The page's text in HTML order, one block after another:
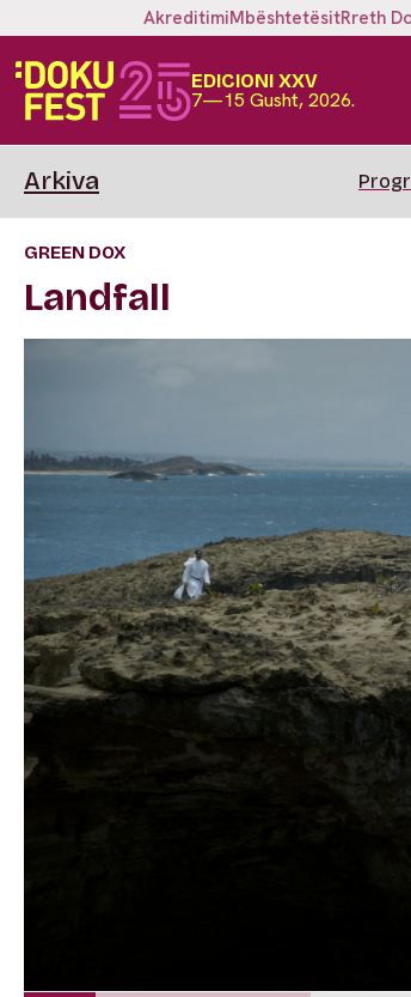
AkreditimiMbështetësitRreth
EDICIONI XXV
7—15 Gusht, 2026.
Arkiva
GREEN DOX
Landfall